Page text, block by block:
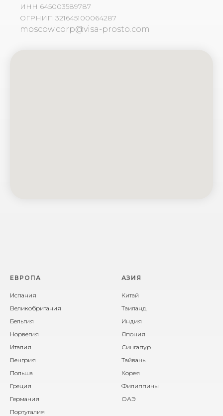
ИНН 645003589787
ОГРНИП 321645100064287
moscow.corp@visa-prosto.com
ЕВРОПА
Испания
Великобритания
Бельгия
Норвегия
Италия
Венгрия
Польша
Греция
Германия
Португалия
АЗИЯ
Китай
Таиланд
Индия
Япония
Сингапур
Тайвань
Корея
Филиппины
ОАЭ